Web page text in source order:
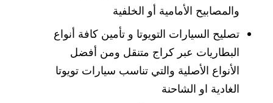
والمصابيح الأمامية أو الخلفية
تصليح السيارات التويوتا و تأمين كافة أنواع
البطاريات عبر كراج متنقل ومن أفضل
الأنواع الأصلية والتي تناسب سيارات تويوتا
الغادية او الشاحنة